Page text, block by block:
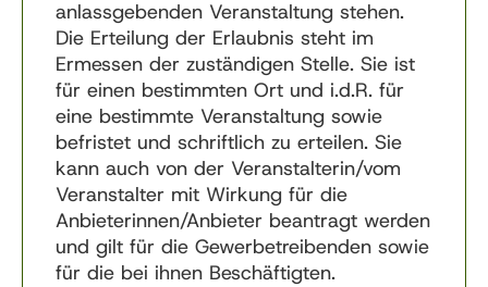
anlassgebenden Veranstaltung stehen.
Die Erteilung der Erlaubnis steht im
Ermessen der zuständigen Stelle. Sie ist
für einen bestimmten Ort und i.d.R. für
eine bestimmte Veranstaltung sowie
befristet und schriftlich zu erteilen. Sie
kann auch von der Veranstalterin/vom
Veranstalter mit Wirkung für die
Anbieterinnen/Anbieter beantragt werden
und gilt für die Gewerbetreibenden sowie
für die bei ihnen Beschäftigten.